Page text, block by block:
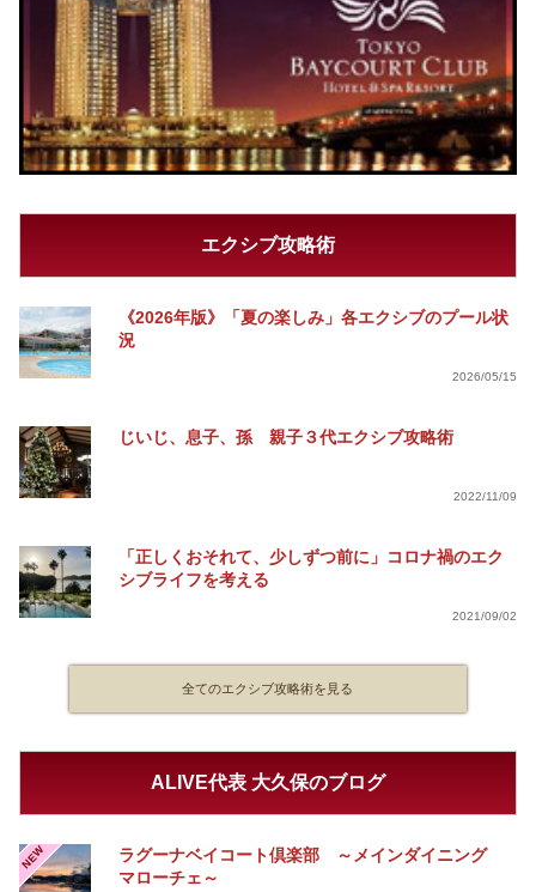
エクシブ攻略術
《2026年版》「夏の楽しみ」各エクシブのプール状
況
2026/05/15
じいじ、息子、孫 親子３代エクシブ攻略術
2022/11/09
「正しくおそれて、少しずつ前に」コロナ禍のエク
シブライフを考える
2021/09/02
全てのエクシブ攻略術を見る
ALIVE代表 大久保のブログ
NEW
ラグーナベイコート倶楽部 ～メインダイニング
マローチェ～